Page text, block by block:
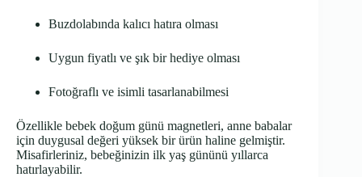
Buzdolabında kalıcı hatıra olması
Uygun fiyatlı ve şık bir hediye olması
Fotoğraflı ve isimli tasarlanabilmesi
Özellikle bebek doğum günü magnetleri, anne babalar
için duygusal değeri yüksek bir ürün haline gelmiştir.
Misafirleriniz, bebeğinizin ilk yaş gününü yıllarca
hatırlayabilir.